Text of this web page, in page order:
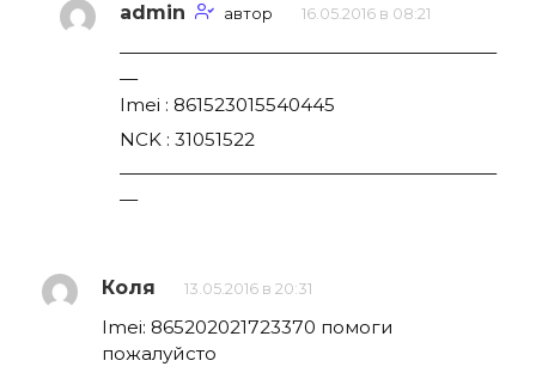
admin автор 16.05.2016 в 08:21
—————————————————————
—
Imei : 861523015540445
NCK : 31051522
—————————————————————
—
Коля 13.05.2016 в 20:31
Imei: 865202021723370 помоги
пожалуйсто